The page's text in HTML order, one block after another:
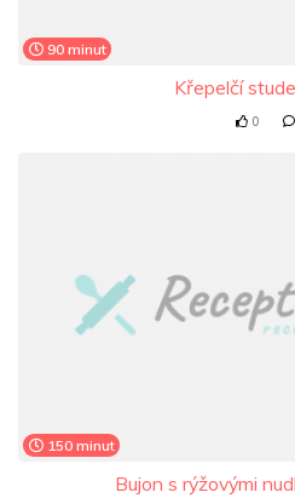
90 minut
Křepelčí
0
150 minut
Bujon s rýžovými